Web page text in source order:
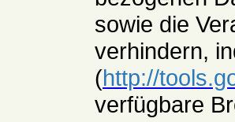
sowie die
verhindern,
(http://
verfügbare